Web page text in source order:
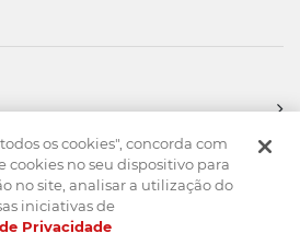
os cookies", concorda com
cookies no seu dispositivo para
no site, analisar a utilização do
iniciativas de
Privacidade